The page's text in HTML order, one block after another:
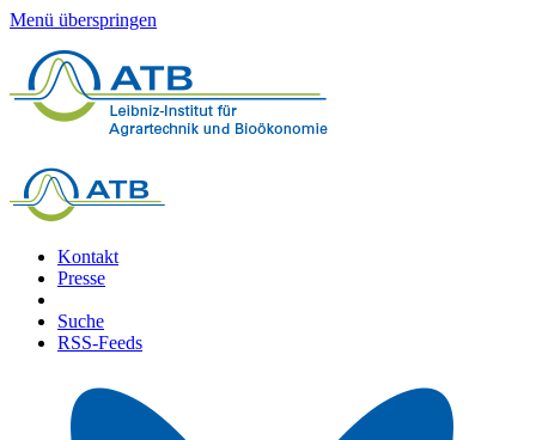
Menü überspringen
Kontakt
Presse
Suche
RSS-Feeds